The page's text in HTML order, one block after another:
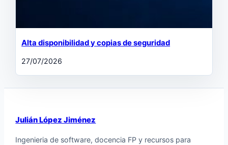
Alta disponibilidad y copias de seguridad
27/07/2026
Julián López Jiménez
Ingenieria de software, docencia FP y recursos para